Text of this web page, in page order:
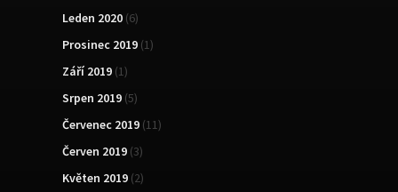
Leden 2020 (6)
Prosinec 2019 (1)
Září 2019 (1)
Srpen 2019 (5)
Červenec 2019 (11)
Červen 2019 (3)
Květen 2019 (2)